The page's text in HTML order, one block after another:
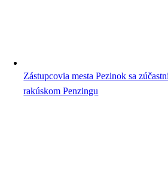
Zástupcovia mesta Pezinok sa
rakúskom Penzingu